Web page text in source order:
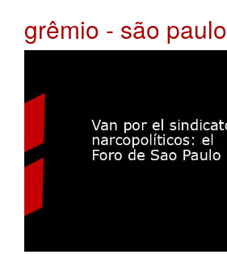
grêmio - são paulo